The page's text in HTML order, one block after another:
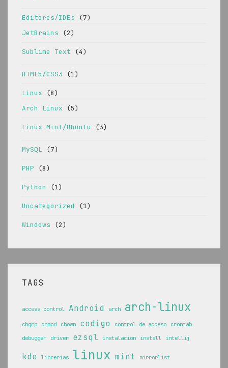
Editores/IDEs (7)
JetBrains (2)
Sublime Text (4)
HTML5/CSS3 (1)
Linux (8)
Arch Linux (5)
Linux Mint/Ubuntu (3)
MySQL (7)
PHP (8)
Python (1)
Uncategorized (1)
Windows (2)
TAGS
access control Android arch arch-linux
chgrp chmod chown codigo control de acceso
crontab
debugger
driver ezsql instalacion install intellij
kde librerias linux mint mirrorlist